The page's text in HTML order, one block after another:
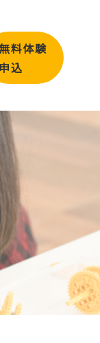
料体験
申込